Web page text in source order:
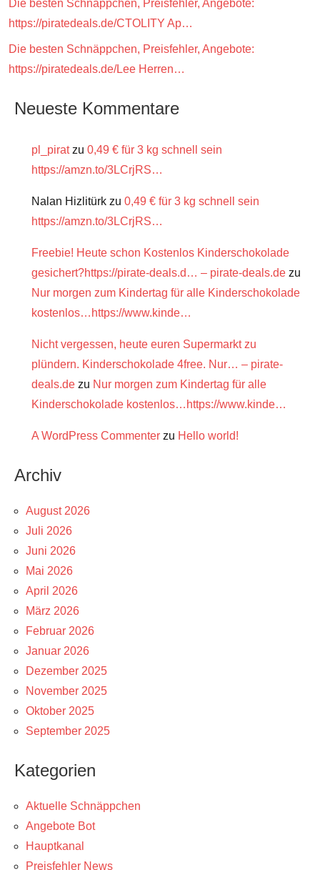
Die besten Schnäppchen, Preisfehler, Angebote:
https://piratedeals.de/CTOLITY Ap…
Die besten Schnäppchen, Preisfehler, Angebote:
https://piratedeals.de/Lee Herren…
Neueste Kommentare
pl_piratzu 0,49 € für 3 kg schnell sein
https://amzn.to/3LCrjRS…
Nalan Hizlitürk zu 0,49 € für 3 kg schnell sein
https://amzn.to/3LCrjRS…
Freebie! Heute schon Kostenlos Kinderschokolade
gesichert?https://pirate-deals.d… – pirate-deals.de zu
Nur morgen zum Kindertag für alle Kinderschokolade
kostenlos…https://www.kinde…
Nicht vergessen, heute euren Supermarkt zu
plündern. Kinderschokolade 4free. Nur… – pirate-
deals.de zu Nur morgen zum Kindertag für alle
Kinderschokolade kostenlos…https://www.kinde…
A WordPress Commenter zu Hello world!
Archiv
August 2026
Juli 2026
Juni 2026
Mai 2026
April 2026
März 2026
Februar 2026
Januar 2026
Dezember 2025
November 2025
Oktober 2025
September 2025
Kategorien
Aktuelle Schnäppchen
Angebote Bot
Hauptkanal
Preisfehler News